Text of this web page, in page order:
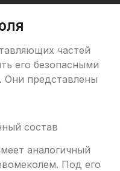
частей
его безопасными
Они представлены
состав
аналогичный
Под его